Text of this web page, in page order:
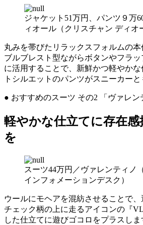
ジャケット51万円、パンツ９万
ィオール（クリスチャン ディオ
丸みを帯びたリラックスフォルムの
ブルブレスト型ながらボタンやフラ
に活用することで、新鮮かつ軽やか
トシルエットのパンツがスニーカーと
● おすすめのスーツ その2 「ヴァレ
軽やかな仕立てに存在感
を
スーツ44万円／ヴァレンティノ
インフォメーションデスク）
ウールにモヘアを混紡させることで、
チェック柄の上に走るアイコンの『
した仕立てに遊びゴコロをプラスし